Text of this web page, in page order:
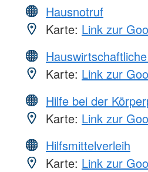
Hausnotruf
Karte: Link zur
Karte: Link zur
Hilfe bei der
Karte: Link zur
Hilfsmittelverleih
Karte: Link zur